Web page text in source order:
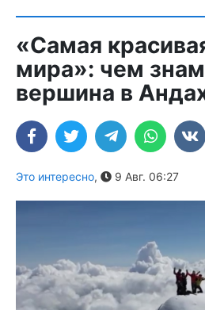
«Самая
мира»: чем
вершина в
Это интересно, 9 Авг. 06:27